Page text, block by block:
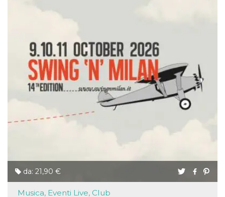
da: 21,90 €
Musica, Eventi Live, Club